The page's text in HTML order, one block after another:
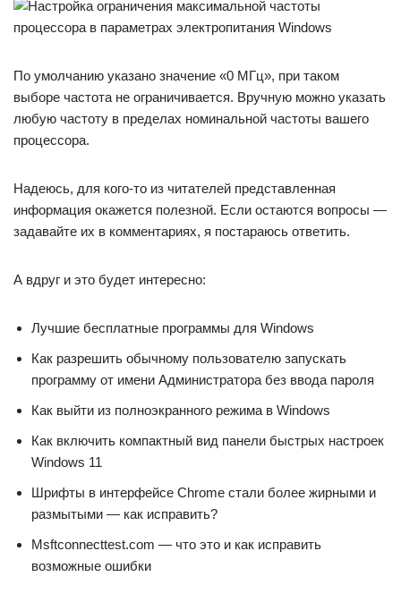
По умолчанию указано значение «0 МГц», при таком
выборе частота не ограничивается. Вручную можно указать
любую частоту в пределах номинальной частоты вашего
процессора.
Надеюсь, для кого-то из читателей представленная
информация окажется полезной. Если остаются вопросы —
задавайте их в комментариях, я постараюсь ответить.
А вдруг и это будет интересно:
Лучшие бесплатные программы для Windows
Как разрешить обычному пользователю запускать
программу от имени Администратора без ввода пароля
Как выйти из полноэкранного режима в Windows
Как включить компактный вид панели быстрых настроек
Windows 11
Шрифты в интерфейсе Chrome стали более жирными и
размытыми — как исправить?
Msftconnecttest.com — что это и как исправить
возможные ошибки